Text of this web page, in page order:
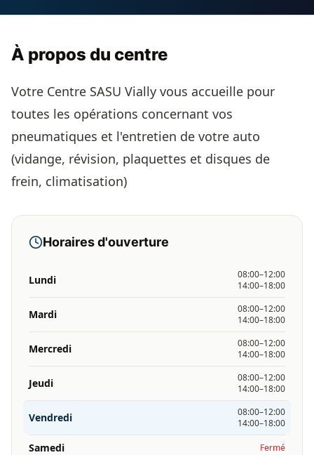
À propos du centre
Votre Centre SASU Vially vous accueille pour
toutes les opérations concernant vos
pneumatiques et l'entretien de votre auto
(vidange, révision, plaquettes et disques de
frein, climatisation)
Horaires d'ouverture
Lundi
08:00–12:00
14:00–18:00
Mardi
08:00–12:00
14:00–18:00
Mercredi
08:00–12:00
14:00–18:00
Jeudi
08:00–12:00
14:00–18:00
Vendredi
08:00–12:00
14:00–18:00
Samedi Fermé